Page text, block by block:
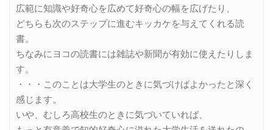
広範に知識や好奇心を広めて好奇心の幅を広げたり、
どちらも次のステップに進むキッカケを与えてくれる読
書。
ちなみにヨコの読書には雑誌や新聞が有効に使えたりしま
す。
・・・このことは大学生のときに気づけばよかったと深く
感じます。
いや、むしろ高校生のときに気づいていれば、